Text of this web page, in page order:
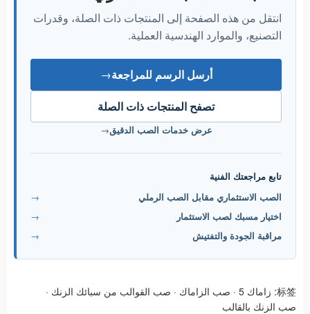
انتقل من هذه الصفحة إلى المنتجات ذات الصلة، وقدرات
التصنيع، والموارد الهندسية العملية.
أرسل الرسم للمراجعة→
تصفح المنتجات ذات الصلة
عرض خدمات الصب الدقيق→
تابع مراجعتك الفنية
الصب الاستثماري مقابل الصب الرملي
→
اختيار مسبك لصب الاستثمار
→
مراقبة الجودة والتفتيش
→
标签: زاماك 5 · صب الزاماك · صب القوالب من سبائك الزنك ·
صب الزنك بالقالب